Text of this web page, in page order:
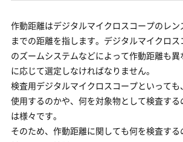
作動距離はデジタルマイクロスコープのレ
までの距離を指します。デジタルマイクロ
のズームシステムなどによって作動距離も
に応じて選定しなければなりません。
検査用デジタルマイクロスコープといって
使用するのかや、何を対象物として検査す
は様々です。
そのため、作動距離に関しても何を検査す